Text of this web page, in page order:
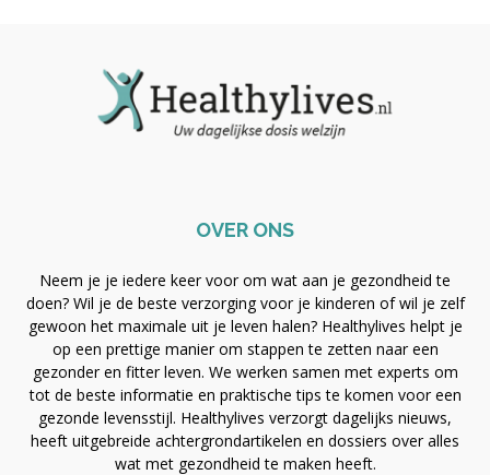
OVER ONS
Neem je je iedere keer voor om wat aan je gezondheid te
doen? Wil je de beste verzorging voor je kinderen of wil je zelf
gewoon het maximale uit je leven halen? Healthylives helpt je
op een prettige manier om stappen te zetten naar een
gezonder en fitter leven. We werken samen met experts om
tot de beste informatie en praktische tips te komen voor een
gezonde levensstijl. Healthylives verzorgt dagelijks nieuws,
heeft uitgebreide achtergrondartikelen en dossiers over alles
wat met gezondheid te maken heeft.